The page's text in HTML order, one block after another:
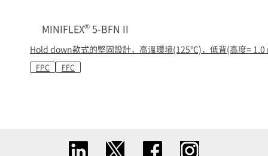
MINIFLEX® 5-BFN II
Hold down款式的堅固設計，高溫環境(125℃)，低背(高度=
FPC FFC